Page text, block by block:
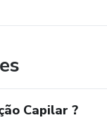
Capilar ?